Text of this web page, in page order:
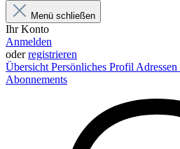
Menü schließen
Ihr Konto
Anmelden
oderregistrieren
Übersicht Persönliches Profil Adressen
Abonnements